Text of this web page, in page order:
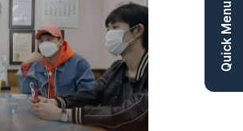
Quick Menu